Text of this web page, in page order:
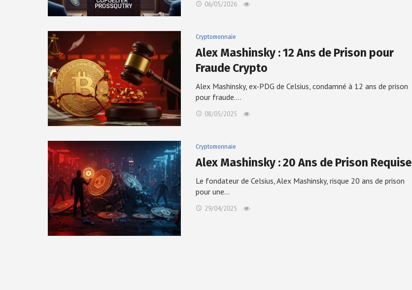
06/05/2026
Cryptomonnaie
Alex Mashinsky : 12 Ans de Prison pour
Fraude Crypto
Alex Mashinsky, ex-PDG de Celsius, condamné à 12 ans de prison
pour fraude.…
08/05/2025
Cryptomonnaie
Alex Mashinsky : 20 Ans de Prison Requise
Le fondateur de Celsius, Alex Mashinsky, risque 20 ans de prison
pour une…
29/04/2025